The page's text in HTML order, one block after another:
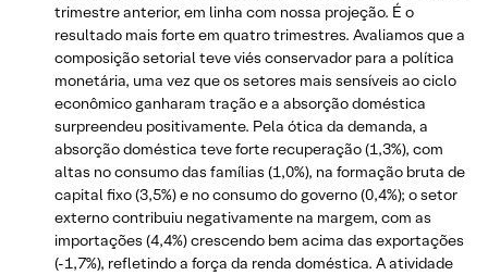
trimestre anterior, em linha com nossa projeção. É o
resultado mais forte em quatro trimestres. Avaliamos que a
composição setorial teve viés conservador para a política
monetária, uma vez que os setores mais sensíveis ao ciclo
econômico ganharam tração e a absorção doméstica
surpreendeu positivamente. Pela ótica da demanda, a
absorção doméstica teve forte recuperação (1,3%), com
altas no consumo das famílias (1,0%), na formação bruta de
capital fixo (3,5%) e no consumo do governo (0,4%); o setor
externo contribuiu negativamente na margem, com as
importações (4,4%) crescendo bem acima das exportações
(-1,7%), refletindo a força da renda doméstica. A atividade